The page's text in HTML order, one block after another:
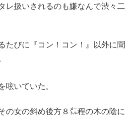
レ扱いされるのも嫌なんで渋々二
たびに『コン！コン！』以外に聞
呟いていた。
の女の斜め後方８㍍程の木の陰に